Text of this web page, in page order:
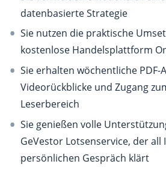
datenbasierte Strategie
Sie nutzen die praktische
kostenlose Handelsplattform
Sie erhalten wöchentliche PDF-
Videorückblicke und Zugang
Leserbereich
Sie genießen volle
GeVestor Lotsenservice, der all
persönlichen Gespräch klärt